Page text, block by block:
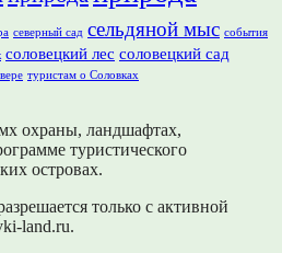
северный сад сельдяной мыс события
соловецкий лес соловецкий сад
туристам о Соловках
охраны, ландшафтах,
туристического
островах.
только с активной
land.ru.